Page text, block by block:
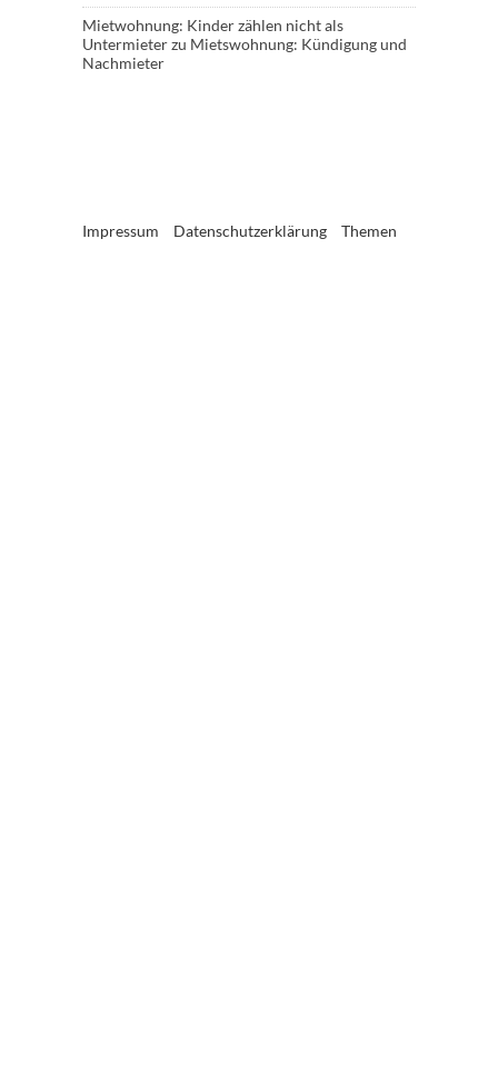
Mietwohnung: Kinder zählen nicht als
Untermieterzu Mietswohnung: Kündigung und
Nachmieter
Impressum Datenschutzerklärung Themen